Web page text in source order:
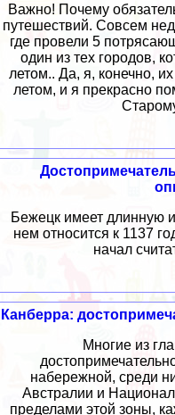
Важно! Почему
путешествий. Совсем
где провели 5
один из тех городов,
летом.. Да, я, конечно,
летом, и я прекрасно
Бежецк имеет длинную
нем относится к 1137
начал
Канберра:
Многие из
набережной, среди
Австралии и
пределами этой зоны,